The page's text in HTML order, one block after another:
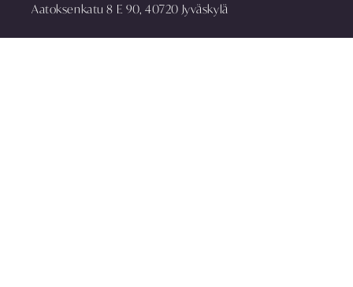
Aatoksenkatu 8 E 90, 40720 Jyväskylä